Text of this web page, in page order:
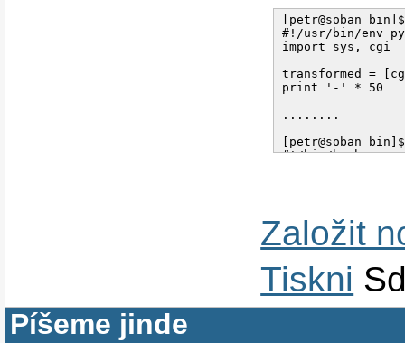
[petr@soban
#!/usr/bin/env
import sys, cgi
transformed =
print '-' * 50
........
[petr@soban
#!/bin/bash
...........
Založit
Tiskni
Píšeme jinde